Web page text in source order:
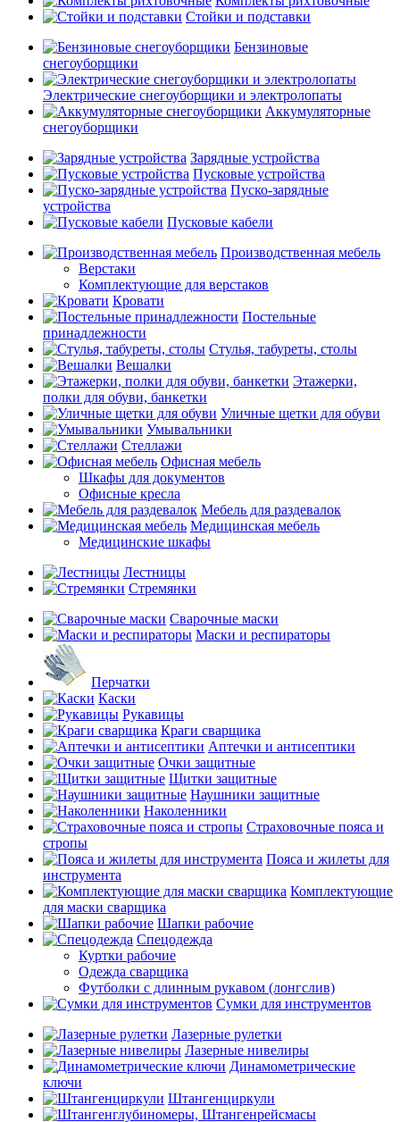
Стойки и подставки
Бензиновые
снегоуборщики
Электрические снегоуборщики и электролопаты
Аккумуляторные
снегоуборщики
Зарядные устройства
Пусковые устройства
Пуско-зарядные
устройства
Пусковые кабели
Производственная мебель
Верстаки
Комплектующие для верстаков
Кровати
Постельные
принадлежности
Стулья, табуреты, столы
Вешалки
Этажерки,
полки для обуви, банкетки
Уличные щетки для обуви
Умывальники
Стеллажи
Офисная мебель
Шкафы для документов
Офисные кресла
Мебель для раздевалок
Медицинская мебель
Медицинские шкафы
Лестницы
Стремянки
Сварочные маски
Маски и респираторы
Перчатки
Каски
Рукавицы
Краги сварщика
Аптечки и антисептики
Очки защитные
Щитки защитные
Наушники защитные
Наколенники
Страховочные пояса и
стропы
Пояса и жилеты для
инструмента
Комплектующие
для маски сварщика
Шапки рабочие
Спецодежда
Куртки рабочие
Одежда сварщика
Футболки с длинным рукавом (лонгслив)
Сумки для инструментов
Лазерные рулетки
Лазерные нивелиры
Динамометрические
ключи
Штангенциркули